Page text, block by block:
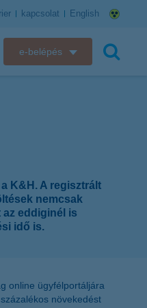
kapcsolat English
e-belépés
K&H web Electra
K&H Biztosító ügyfélportál
K&H e-kártyafelület
K&H. A regisztrált
nemcsak
eddiginél is
idő is.
online ügyfélportáljára
növekedést